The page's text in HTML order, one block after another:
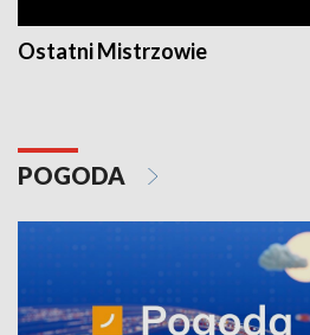
Ostatni Mistrzowie
POGODA